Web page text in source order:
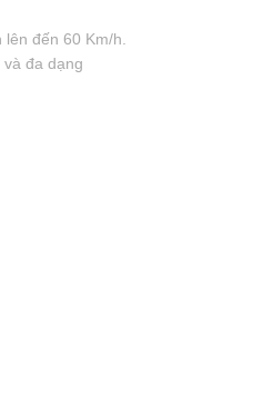
đến 60 Km/h.
và đa dạng